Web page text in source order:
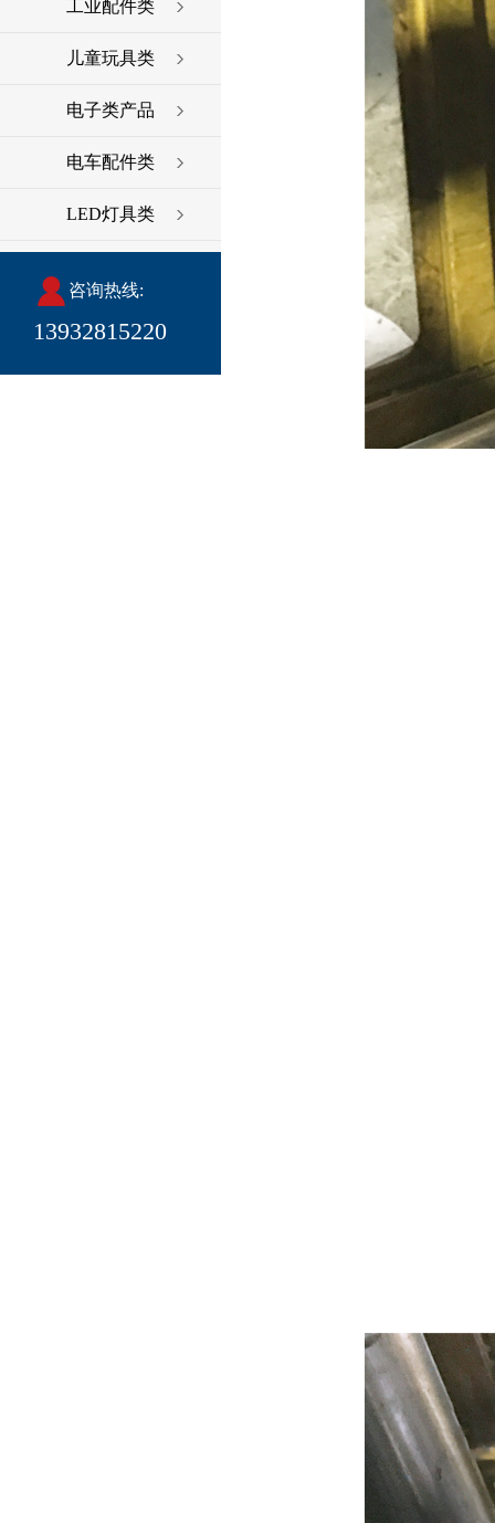
工业配件类
儿童玩具类
电子类产品
电车配件类
LED灯具类
咨询热线:
13932815220